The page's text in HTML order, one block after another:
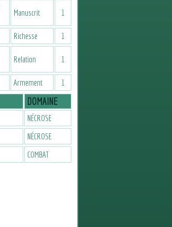
Manuscrit 1
Richesse 1
Relation 1
Armement 1
DOMAINE
NÉCROSE
NÉCROSE
COMBAT